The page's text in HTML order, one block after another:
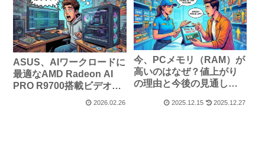
ASUS、AIワークロードに
最適なAMD Radeon AI
PRO R9700搭載ビデオカ
2026.02.26
今、PCメモリ（RAM）が
高いのはなぜ？値上がり
の理由と今後の見通し、
2025.12.15 2025.12.27